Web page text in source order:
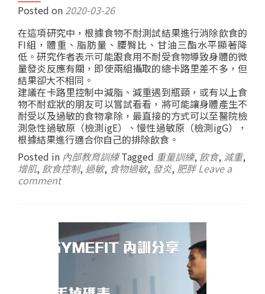
Posted on 2020-03-26
在這項研究中，根據食物不耐測試結果進行消除飲食的
FI組，體重、脂肪量、腰臀比、甘油三酯水平顯著降
低。研究作者表示可能跟食用不耐受食物導致身體的微
量發炎反應有關，即使兩組攝取的總卡路里差不多，但
結果卻大不相同。
建議在卡路里控制中減脂、減重遇到瓶頸，或有以上食
物不耐症狀的朋友可以嘗試看看，將可能讓身體產生不
耐受以及過敏的食物拿除，最直接的方式可以至醫院檢
測急性過敏原（檢測igE）、慢性過敏原（檢測igG），
根據結果進行適合你自己的排除飲食。
Posted in 內部教育訓練 Tagged 重量訓練, 飲食, 減重,
增肌, 飲食控制, 過敏, 食物過敏, 發炎, 肥胖 Leave a
comment